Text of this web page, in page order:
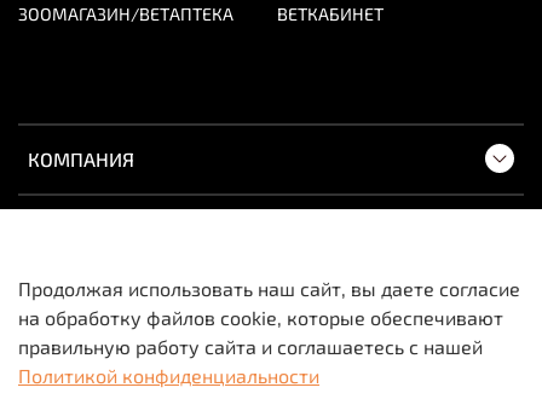
КОМПАНИЯ
ЗООМАГАЗИН/ВЕТАПТЕКА ВЕТКАБИНЕТ
Вся информация о товарах и ценах носит
исключительно информационный характер и не
Продолжая использовать наш сайт, вы даете согласие
на обработку файлов cookie, которые обеспечивают
правильную работу сайта и соглашаетесь с нашей
Политикой конфиденциальности